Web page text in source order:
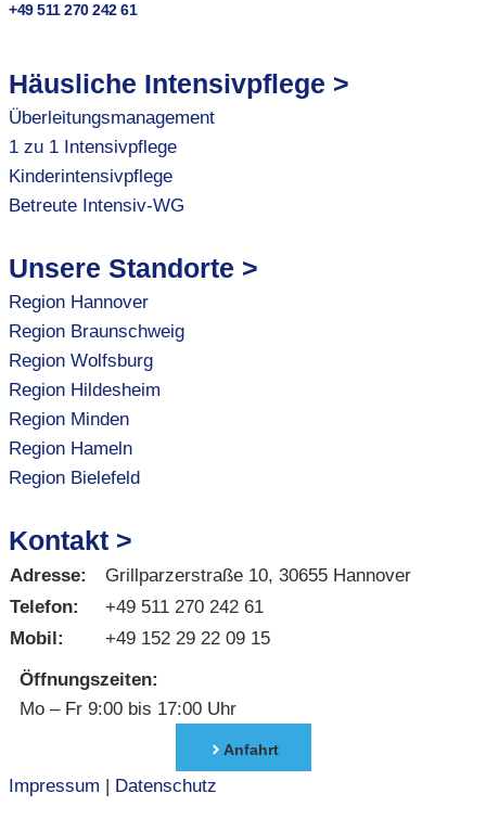
+49 511 270 242 61
Häusliche Intensivpflege >
Überleitungsmanagement
1 zu 1 Intensivpflege
Kinderintensivpflege
Betreute Intensiv-WG
Unsere Standorte >
Region Hannover
Region Braunschweig
Region Wolfsburg
Region Hildesheim
Region Minden
Region Hameln
Region Bielefeld
Kontakt >
Adresse:
Grillparzerstraße 10, 30655 Hannover
Telefon:
+49 511 270 242 61
Mobil:
+49 152 29 22 09 15
Öffnungszeiten:
Mo – Fr 9:00 bis 17:00 Uhr
Anfahrt
Impressum Datenschutz